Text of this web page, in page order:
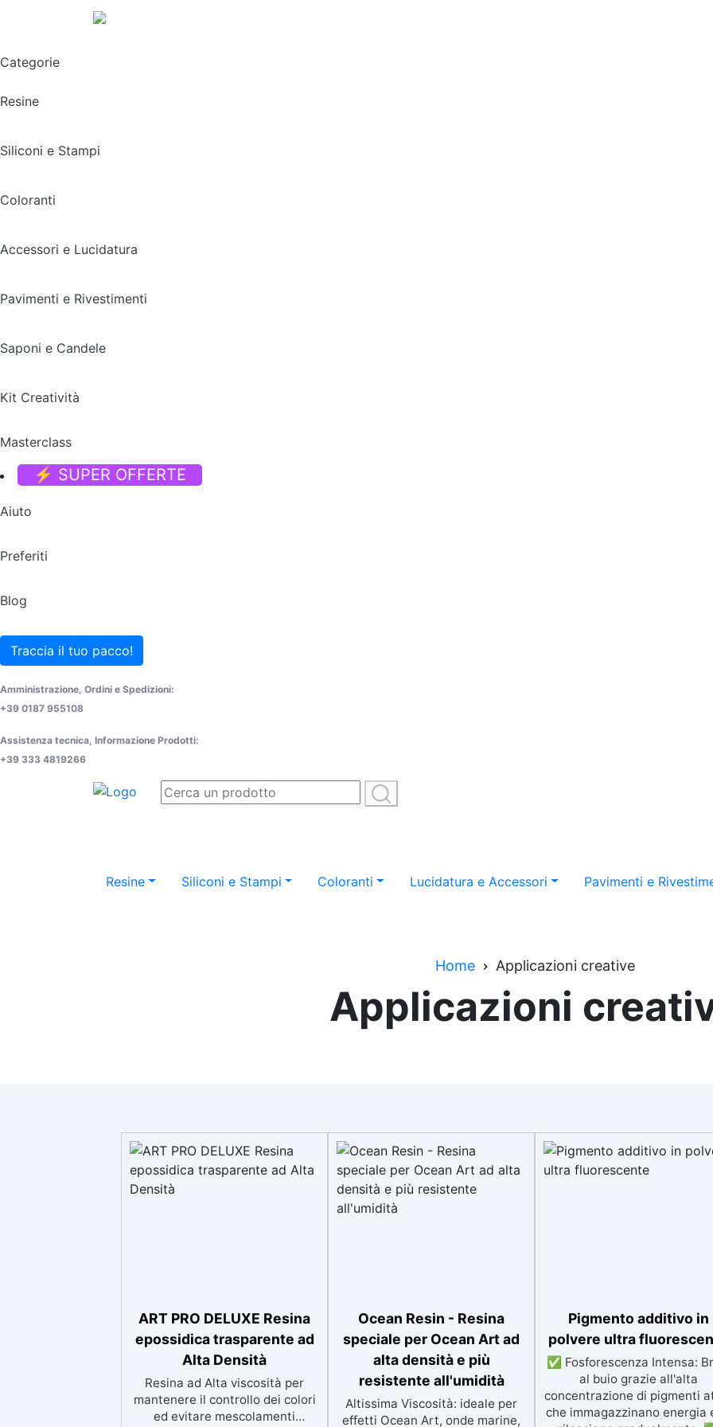
Categorie
Resine
Siliconi e Stampi
Coloranti
Accessori e Lucidatura
Pavimenti e Rivestimenti
Saponi e Candele
Kit Creatività
Masterclass
⚡ SUPER OFFERTE
Aiuto
Preferiti
Blog
Traccia il tuo pacco!
Amministrazione, Ordini e Spedizioni:
+39 0187 955108
Assistenza tecnica, Informazione Prodotti:
+39 333 4819266
Resine Siliconi e Stampi Coloranti Lucidatura e Accessori Pavimenti e
Home Applicazioni creative
Applicazioni
ART PRO DELUXE Resina
epossidica trasparente ad
Alta Densità
Resina ad Alta viscosità per
mantenere il controllo dei colori
ed evitare mescolamenti
Ocean Resin - Resina
speciale per Ocean Art ad
alta densità e più
resistente all'umidità
Altissima Viscosità: ideale per
effetti Ocean Art, onde marine,
Pigmento additivo in
polvere ultra
✅ Fosforescenza Intensa:
al buio grazie all'alta
concentrazione di pigmenti
che immagazzinano energia